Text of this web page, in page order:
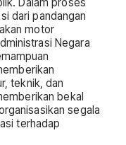
Dalam proses
dari pandangan
motor
Negara
teknik, dan
bekal
segala
terhadap